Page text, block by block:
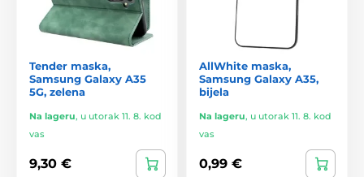
Tender maska,
Samsung Galaxy A35
5G, zelena
Na lageru, u utorak 11. 8. kod
vas
9,30 €
AllWhite maska,
Samsung Galaxy A35,
bijela
Na lageru, u utorak 11. 8. kod
vas
0,99 €